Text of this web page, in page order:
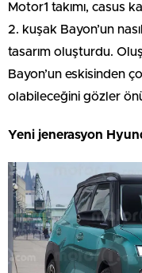
Motor1 takımı, casus
2. kuşak Bayon’un
tasarım oluşturdu.
Bayon’un eskisinden
olabileceğini gözler
Yeni jenerasyon